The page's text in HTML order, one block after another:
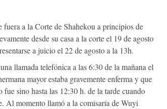
fuera a la Corte de Shahekou a principios de
desde su casa a la corte el 19 de agosto
a juicio el 22 de agosto a la 13h.
llamada telefónica a las 6:30 de la mañana el
mayor estaba gravemente enferma y que
sino hasta las 12:30 h. de la tarde cuando
Al momento llamó a la comisaría de Wuyi